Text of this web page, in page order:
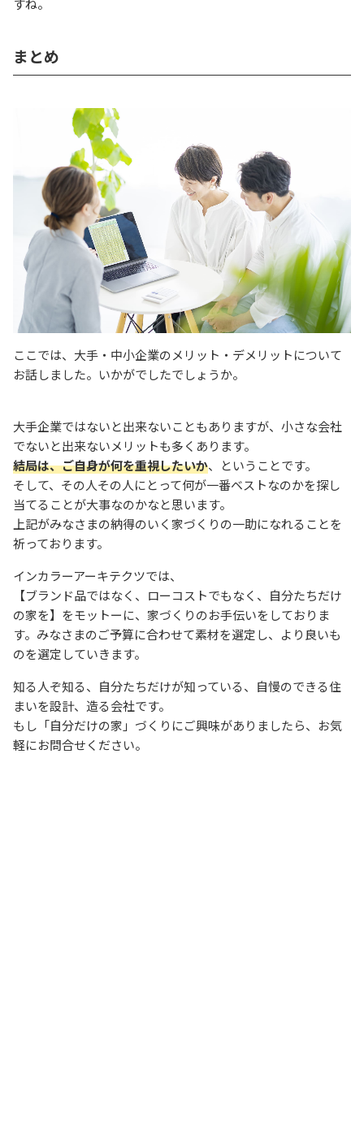
すね。
まとめ
ここでは、大手・中小企業のメリット・デメリットについて
お話しました。いかがでしたでしょうか。
大手企業ではないと出来ないこともありますが、小さな会社
でないと出来ないメリットも多くあります。
結局は、ご自身が何を重視したいか、ということです。
そして、その人その人にとって何が一番ベストなのかを探し
当てることが大事なのかなと思います。
上記がみなさまの納得のいく家づくりの一助になれることを
祈っております。
インカラーアーキテクツでは、
【ブランド品ではなく、ローコストでもなく、自分たちだけ
の家を】をモットーに、家づくりのお手伝いをしておりま
す。みなさまのご予算に合わせて素材を選定し、より良いも
のを選定していきます。
知る人ぞ知る、自分たちだけが知っている、自慢のできる住
まいを設計、造る会社です。
もし「自分だけの家」づくりにご興味がありましたら、お気
軽にお問合せください。